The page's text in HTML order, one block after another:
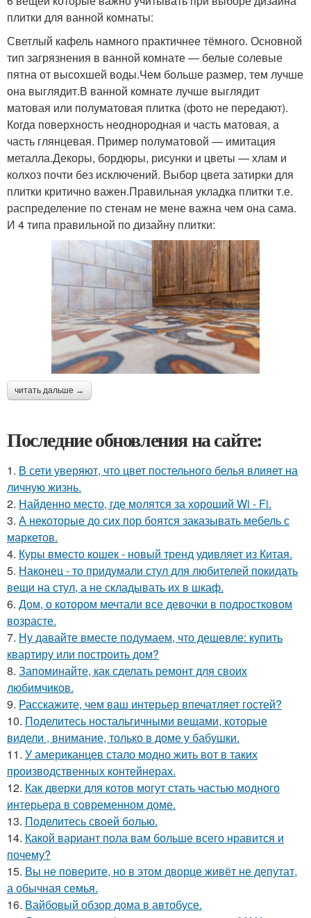
плитки для ванной комнаты:
Светлый кафель намного практичнее тёмного. Основной
тип загрязнения в ванной комнате — белые солевые
пятна от высохшей воды.Чем больше размер, тем лучше
она выглядит.В ванной комнате лучше выглядит
матовая или полуматовая плитка (фото не передают).
Когда поверхность неоднородная и часть матовая, а
часть глянцевая. Пример полуматовой — имитация
металла.Декоры, бордюры, рисунки и цветы — хлам и
колхоз почти без исключений. Выбор цвета затирки для
плитки критично важен.Правильная укладка плитки т.е.
распределение по стенам не мене важна чем она сама.
И 4 типа правильной по дизайну плитки:
читать дальше →
Последние обновления на сайте:
1. В сети уверяют, что цвет постельного белья влияет на
личную жизнь.
2. Найденно место, где молятся за хороший Wi - Fi.
3. А некоторые до сих пор боятся заказывать мебель с
маркетов.
4. Куры вместо кошек - новый тренд удивляет из Китая.
5. Наконец - то придумали стул для любителей покидать
вещи на стул, а не складывать их в шкаф.
6. Дом, о котором мечтали все девочки в подростковом
возрасте.
7. Ну давайте вместе подумаем, что дешевле: купить
квартиру или построить дом?
8. Запоминайте, как сделать ремонт для своих
любимчиков.
9. Расскажите, чем ваш интерьер впечатляет гостей?
10. Поделитесь ностальгичными вещами, которые
видели , внимание, только в доме у бабушки.
11. У американцев стало модно жить вот в таких
производственных контейнерах.
12. Как дверки для котов могут стать частью модного
интерьера в современном доме.
13. Поделитесь своей болью.
14. Какой вариант пола вам больше всего нравится и
почему?
15. Вы не поверите, но в этом дворце живёт не депутат,
а обычная семья.
16. Вайбовый обзор дома в автобусе.